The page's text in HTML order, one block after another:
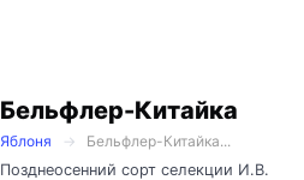
Бельфлер-Китайка
Яблоня
Бельфлер-Китайка...
Позднеосенний сорт селекции И.В.